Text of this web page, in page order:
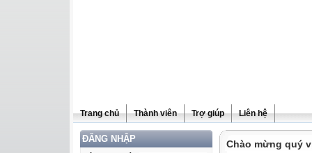
Trang chủ Thành viên Trợ giúp Liên hệ
ĐĂNG NHẬP Chào mừng quý